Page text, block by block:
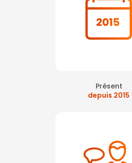
Présent
depuis 2015